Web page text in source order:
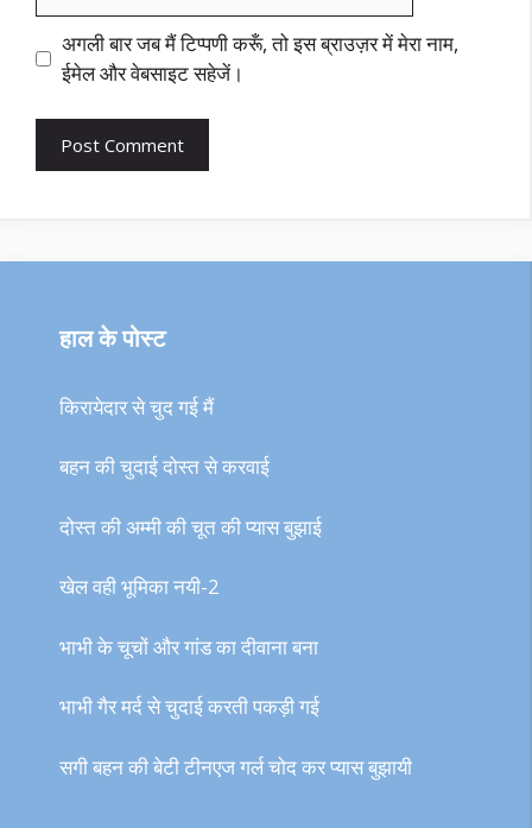
अगली बार जब मैं टिप्पणी करूँ, तो इस ब्राउज़र में मेरा नाम,
ईमेल और वेबसाइट सहेजें।
हाल के पोस्ट
किरायेदार से चुद गई मैं
बहन की चुदाई दोस्त से करवाई
दोस्त की अम्मी की चूत की प्यास बुझाई
खेल वही भूमिका नयी-2
भाभी के चूचों और गांड का दीवाना बना
भाभी गैर मर्द से चुदाई करती पकड़ी गई
सगी बहन की बेटी टीनएज गर्ल चोद कर प्यास बुझायी